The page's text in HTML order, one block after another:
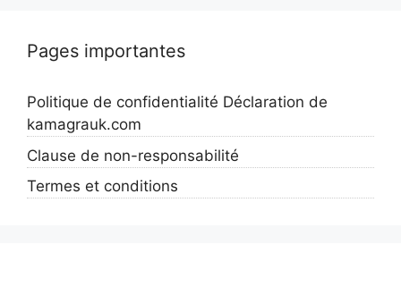
Pages importantes
Politique de confidentialité Déclaration de
kamagrauk.com
Clause de non-responsabilité
Termes et conditions